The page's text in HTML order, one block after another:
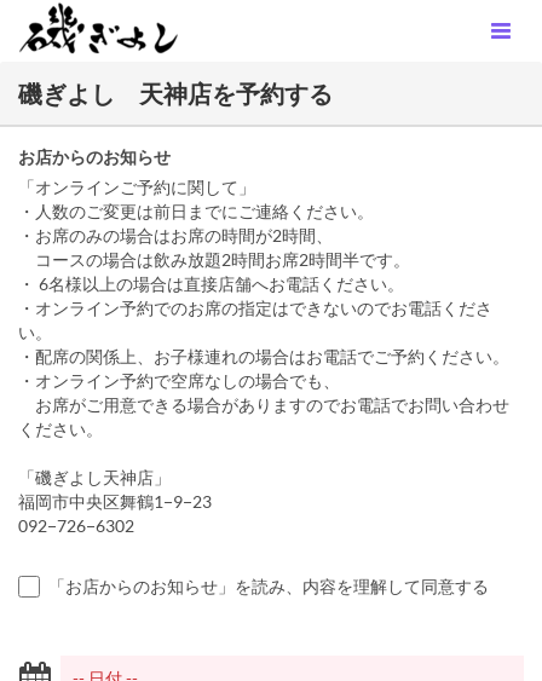
磯ぎよし 天神店を予約する
お店からのお知らせ
「オンラインご予約に関して」
・人数のご変更は前日までにご連絡ください。
・お席のみの場合はお席の時間が2時間、
コースの場合は飲み放題2時間お席2時間半です。
・ 6名様以上の場合は直接店舗へお電話ください。
・オンライン予約でのお席の指定はできないのでお電話くださ
い。
・配席の関係上、お子様連れの場合はお電話でご予約ください。
・オンライン予約で空席なしの場合でも、
お席がご用意できる場合がありますのでお電話でお問い合わせ
ください。
「磯ぎよし天神店」
福岡市中央区舞鶴1−9−23
092−726−6302
「お店からのお知らせ」を読み、内容を理解して同意する